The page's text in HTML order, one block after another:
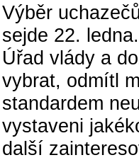
Výběr
sejde 22.
Úřad vlády a
vybrat, odmítl
standardem
vystaveni
další